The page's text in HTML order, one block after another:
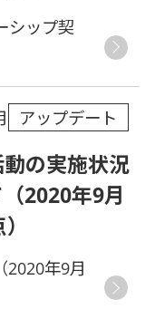
シップ契
アップデート
の実施状況
2020年9月
2020年9月